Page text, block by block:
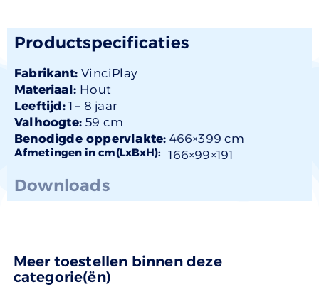
Productspecificaties
Fabrikant:VinciPlay
Materiaal: Hout
Leeftijd:1 – 8 jaar
Valhoogte: 59 cm
Benodigde oppervlakte: 466×399 cm
Afmetingen in cm(LxBxH): 166×99×191
Downloads
Meer toestellen binnen deze
categorie(ën)